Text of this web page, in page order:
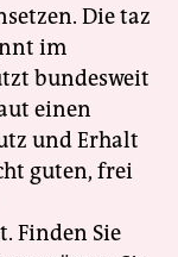
Die taz
im
bundesweit
einen
und Erhalt
guten, frei
Finden Sie